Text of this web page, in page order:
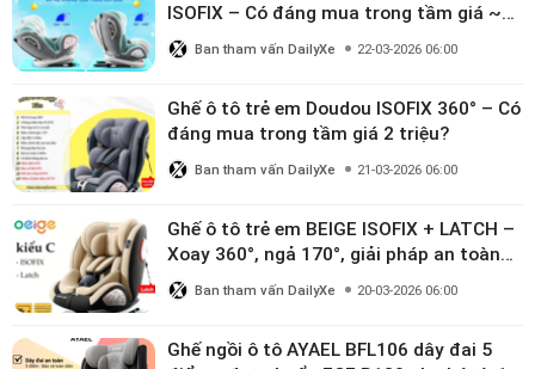
ISOFIX – Có đáng mua trong tầm giá ~3
triệu
Ban tham vấn DailyXe 22-03-2026 06:00
Ghế ô tô trẻ em Doudou ISOFIX 360° – Có
đáng mua trong tầm giá 2 triệu?
Ban tham vấn DailyXe 21-03-2026 06:00
Ghế ô tô trẻ em BEIGE ISOFIX + LATCH –
Xoay 360°, ngả 170°, giải pháp an toàn
linh hoạt cho bé 0–10 tuổi
Ban tham vấn DailyXe 20-03-2026 06:00
Ghế ngồi ô tô AYAEL BFL106 dây đai 5